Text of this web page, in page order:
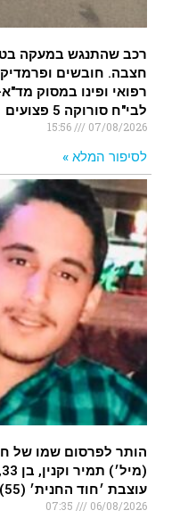
חצבה. חובשים
רפואי ופינו במסוק
לבי"ח סורוקה 5 פצועים
07/08/2026
15:56
לסיפור המלא »
הותר לפרסום שמו של
עוצבת ׳חוד החנית׳ (55), נפל בקרב בדרום לבנון.
06/08/2026